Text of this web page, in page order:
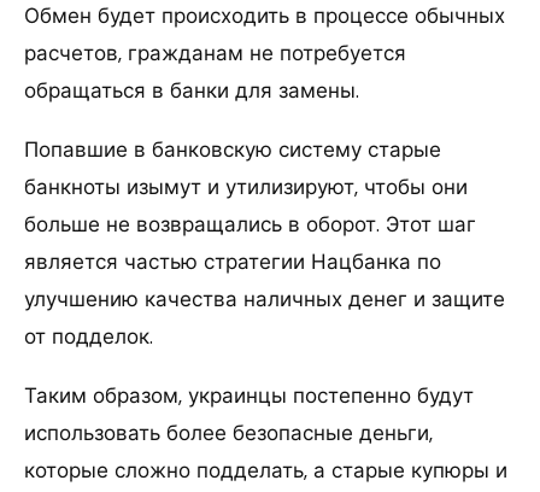
Обмен будет происходить в процессе обычных
расчетов, гражданам не потребуется
обращаться в банки для замены.
Попавшие в банковскую систему старые
банкноты изымут и утилизируют, чтобы они
больше не возвращались в оборот. Этот шаг
является частью стратегии Нацбанка по
улучшению качества наличных денег и защите
от подделок.
Таким образом, украинцы постепенно будут
использовать более безопасные деньги,
которые сложно подделать, а старые купюры и